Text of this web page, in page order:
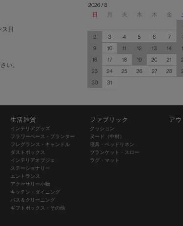
日
い。
2026 / 8
日
月 火 水 木 金
2
3 4 5 6 7
9
10 11 12 13 14
16
17 18 19 20 21
23
24 25 26 27 28
30
31
生活雑貨
インテリアグッズ
フラワーベース・プランター
フレグランス・キャンドル
ダストボックス
インテリアオブジェ
ステーショナリー
エントランス
アクセサリー小物
キッチン・ダイニング
バス＆クリーニング
ギフトボックス・その他
ファブリック
クッション
ヌード（中材）
寝具・ベッドリネン
ブランケット・スロー
ラグ・マット
ア